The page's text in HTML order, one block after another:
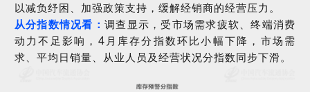
以减负纾困、加强政策支持，缓解经销商的经营压力。
从分指数情况看 ： 调查显示，受市场需求疲软、终端消费
动力不足影响， 4月库存分指数环比小幅下降，市场需
求、平均日销量、从业人员及经营状况分指数同步下滑。